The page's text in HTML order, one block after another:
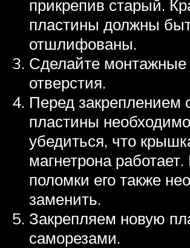
прикрепив старый.
пластины должны
отшлифованы.
Сделайте монтажные
отверстия.
Перед закреплением
пластины необходимо
убедиться, что
магнетрона
поломки его также
заменить.
Закрепляем новую
саморезами.